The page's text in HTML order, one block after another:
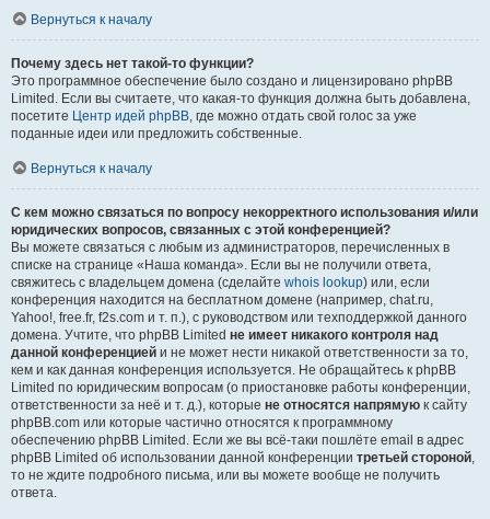
Вернуться к началу
Почему здесь нет такой-то функции?
Это программное обеспечение было создано и лицензировано phpBB
Limited. Если вы считаете, что какая-то функция должна быть добавлена,
посетите Центр идей phpBB, где можно отдать свой голос за уже
поданные идеи или предложить собственные.
Вернуться к началу
С кем можно связаться по вопросу некорректного использования и/или
юридических вопросов, связанных с этой конференцией?
Вы можете связаться с любым из администраторов, перечисленных в
списке на странице «Наша команда». Если вы не получили ответа,
свяжитесь с владельцем домена (сделайте whois lookup) или, если
конференция находится на бесплатном домене (например, chat.ru,
Yahoo!, free.fr, f2s.com и т. п.), с руководством или техподдержкой данного
домена. Учтите, что phpBB Limited не имеет никакого контроля над
данной конференцией и не может нести никакой ответственности за то,
кем и как данная конференция используется. Не обращайтесь к phpBB
Limited по юридическим вопросам (о приостановке работы конференции,
ответственности за неё и т. д.), которые не относятся напрямую к сайту
phpBB.com или которые частично относятся к программному
обеспечению phpBB Limited. Если же вы всё-таки пошлёте email в адрес
phpBB Limited об использовании данной конференции третьей стороной,
то не ждите подробного письма, или вы можете вообще не получить
ответа.